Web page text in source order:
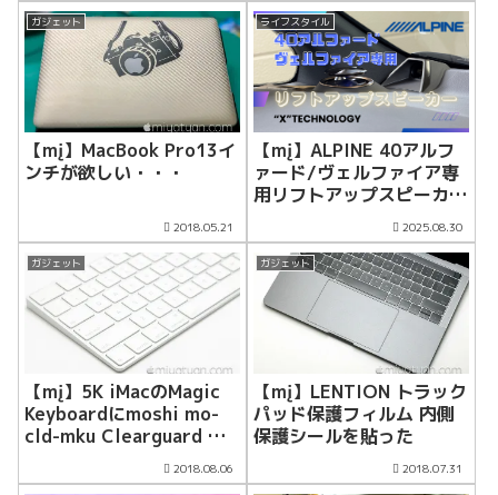
ガジェット
【mį】MacBook Pro13イ
ンチが欲しい・・・
2018.05.21
ライフスタイル
【mį】ALPINE 40アルフ
ァード/ヴェルファイア専
用リフトアップスピーカー
2025.08.30
ガジェット
【mį】5K iMacのMagic
Keyboardにmoshi mo-
cld-mku Clearguard MK
(US)キーボードカーバー
を付けた
2018.08.06
ガジェット
【mį】LENTION トラック
パッド保護フィルム 内側
保護シールを貼った
2018.07.31